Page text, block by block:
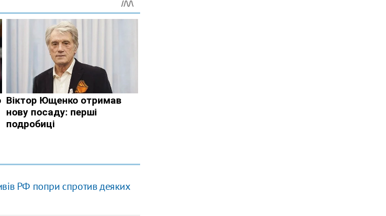
РФ попри спротив деяких